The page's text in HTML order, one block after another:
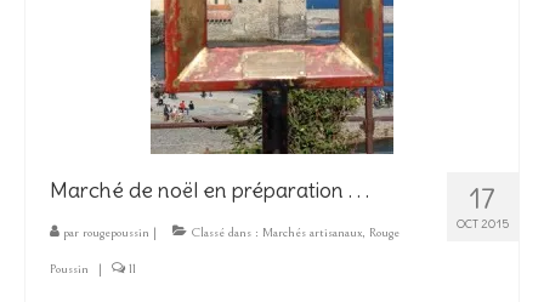
17
OCT 2015
Marché de noël en préparation . . .
par rougepoussin | Classé dans : Marchés artisanaux, Rouge
Poussin | 11